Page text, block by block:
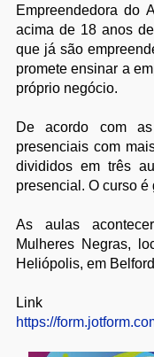
Empreendedora do
acima de 18 anos
que já são
promete ensinar a
próprio negócio.
De acordo com
presenciais com
divididos em três
presencial. O curso é
As aulas
Mulheres Negras,
Heliópolis, em
Link
https://